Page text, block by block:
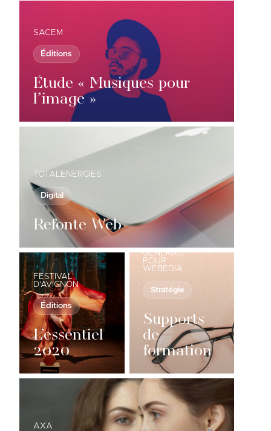
SACEM
Éditions
Étude « Musiques pour
l’image »
TOTALENERGIES
Digital
Refonte Web
FESTIVAL
D'AVIGNON
Éditions
L’essentiel
2020
GENERALI
POUR
WEBEDIA
Stratégie
Supports
de
formation
AXA